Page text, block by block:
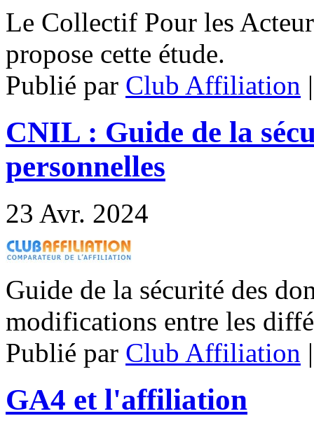
Le Collectif Pour les
propose cette étude.
Publié par Club Affiliation
CNIL : Guide de la
personnelles
23 Avr. 2024
Guide de la sécurité des
modifications entre les
Publié par Club Affiliation
GA4 et l'affiliation